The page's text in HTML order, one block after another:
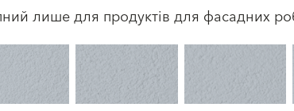
лише для продуктів для фасадних